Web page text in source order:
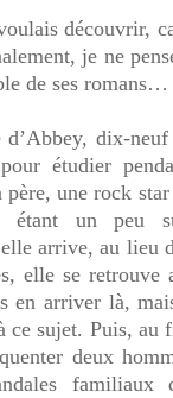
découvrir,
je ne
de ses romans…
d’Abbey, dix-
étudier
père, une rock
étant un peu
arrive, au lieu
elle se retrouve
en arriver là,
ce sujet. Puis, au
deux
familiaux